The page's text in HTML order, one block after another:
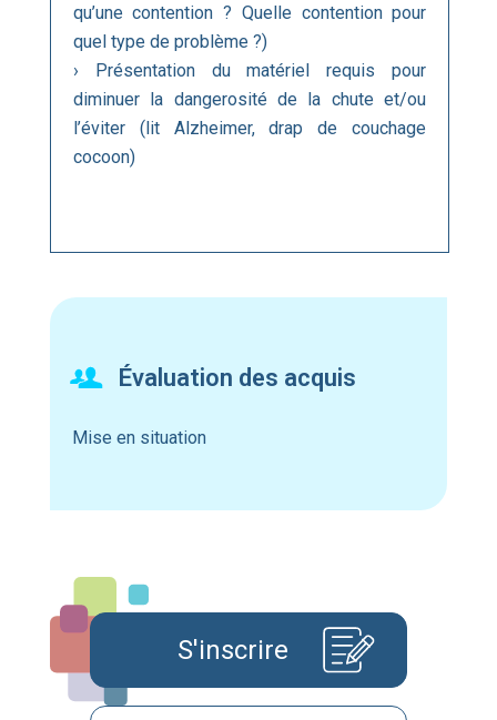
qu’une contention ? Quelle contention pour
quel type de problème ?)
› Présentation du matériel requis pour
diminuer la dangerosité de la chute et/ou
l’éviter (lit Alzheimer, drap de couchage
cocoon)
Évaluation des acquis
Mise en situation
S'inscrire